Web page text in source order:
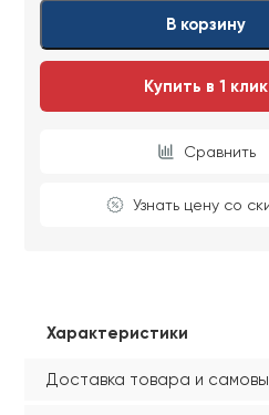
лицам
лицам
В корзину
Купить в 1 клик
Сравнить
Узнать цену со
Характеристики
Доставка товара и